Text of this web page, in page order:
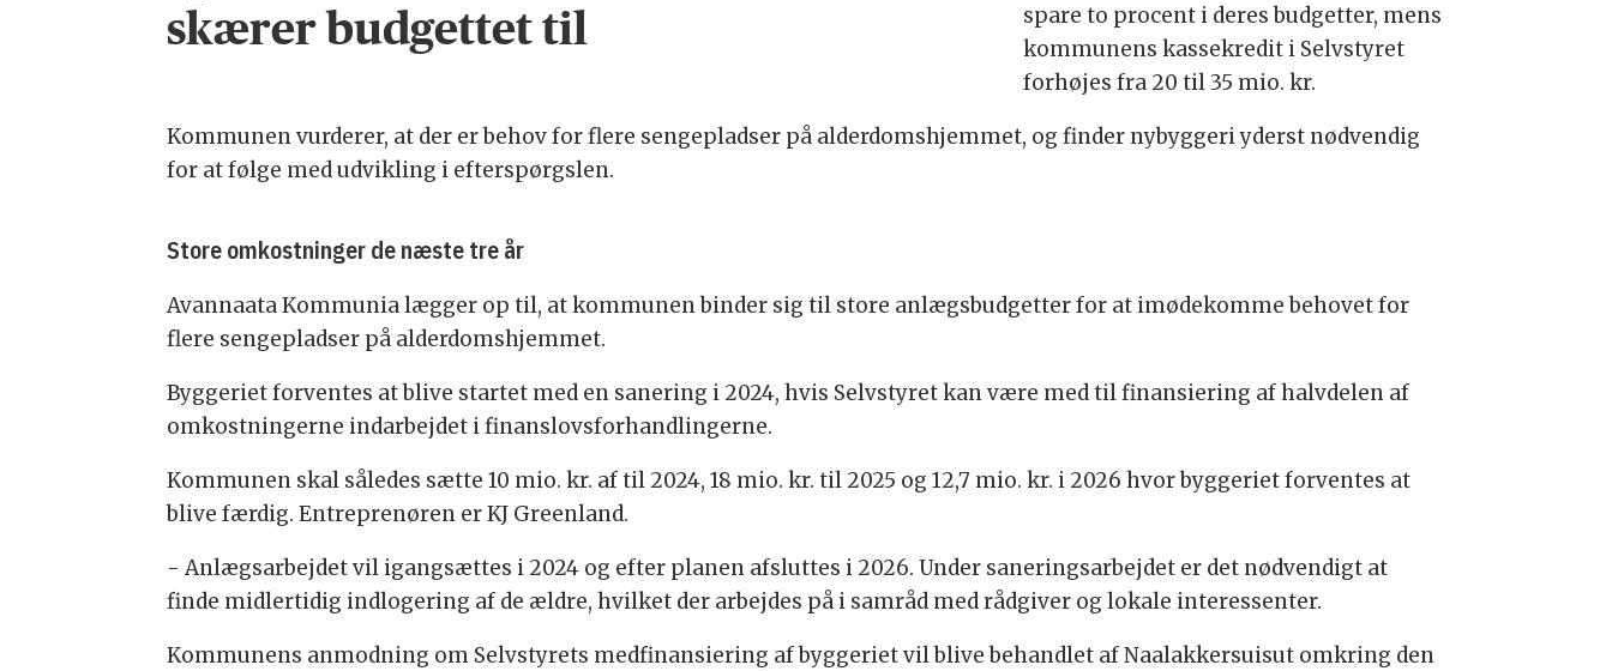
skærer budgettet til
spare to procent i deres budgetter, mens
kommunens kassekredit i Selvstyret
forhøjes fra 20 til 35 mio. kr.
Kommunen vurderer, at der er behov for flere sengepladser på alderdomshjemmet, og finder nybyggeri yderst nødvendig
for at følge med udvikling i efterspørgslen.
Store omkostninger de næste tre år
Avannaata Kommunia lægger op til, at kommunen binder sig til store anlægsbudgetter for at imødekomme behovet for
flere sengepladser på alderdomshjemmet.
Byggeriet forventes at blive startet med en sanering i 2024, hvis Selvstyret kan være med til finansiering af halvdelen af
omkostningerne indarbejdet i finanslovsforhandlingerne.
Kommunen skal således sætte 10 mio. kr. af til 2024, 18 mio. kr. til 2025 og 12,7 mio. kr. i 2026 hvor byggeriet forventes at
blive færdig. Entreprenøren er KJ Greenland.
- Anlægsarbejdet vil igangsættes i 2024 og efter planen afsluttes i 2026. Under saneringsarbejdet er det nødvendigt at
finde midlertidig indlogering af de ældre, hvilket der arbejdes på i samråd med rådgiver og lokale interessenter.
Kommunens anmodning om Selvstyrets medfinansiering af byggeriet vil blive behandlet af Naalakkersuisut omkring den